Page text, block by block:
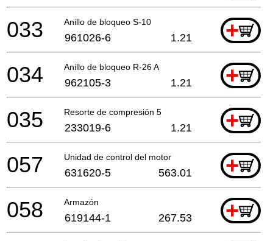
Anillo de bloqueo S-10 +
033 961026-6 1.21
Anillo de bloqueo R-26 A +
034 962105-3 1.21
Resorte de compresión 5 +
035 233019-6 1.21
Unidad de control del motor +
057 631620-5 563.01
Armazón +
058 619144-1 267.53